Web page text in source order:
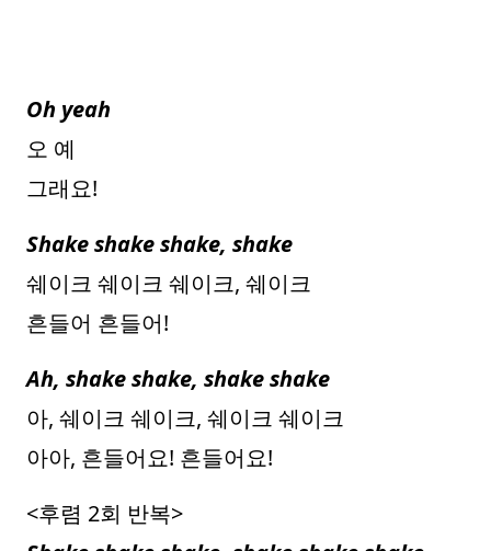
Oh yeah
오 예
그래요!
Shake shake shake, shake
쉐이크 쉐이크 쉐이크, 쉐이크
흔들어 흔들어!
Ah, shake shake, shake shake
아, 쉐이크 쉐이크, 쉐이크 쉐이크
아아, 흔들어요! 흔들어요!
<후렴 2회 반복>